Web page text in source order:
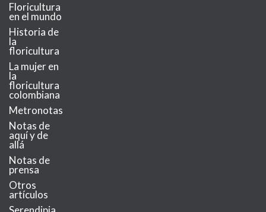
Floricultura
en el mundo
Historia de
la
floricultura
La mujer en
la
floricultura
colombiana
Metronotas
Notas de
aquí y de
allá
Notas de
prensa
Otros
artículos